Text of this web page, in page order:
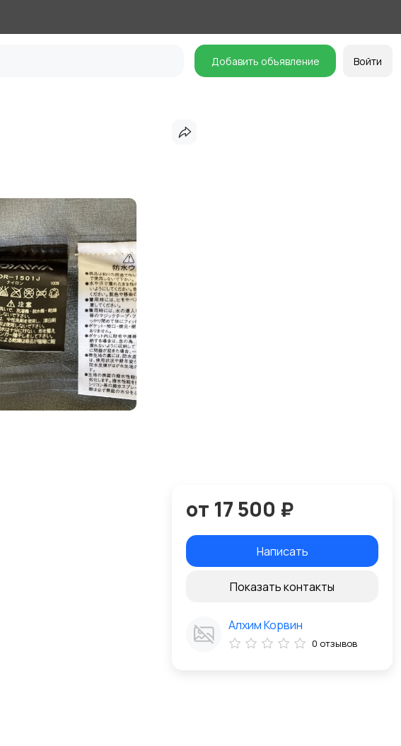
Добавить объявление Войти
от 17 500 ₽
Написать
Показать контакты
Алхим Корвин
0 отзывов